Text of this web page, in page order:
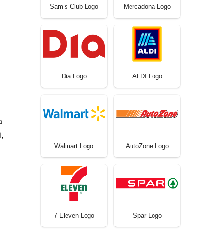
Sam’s Club Logo Mercadona Logo
Dia Logo ALDI Logo
Walmart Logo AutoZone Logo
7 Eleven Logo Spar Logo